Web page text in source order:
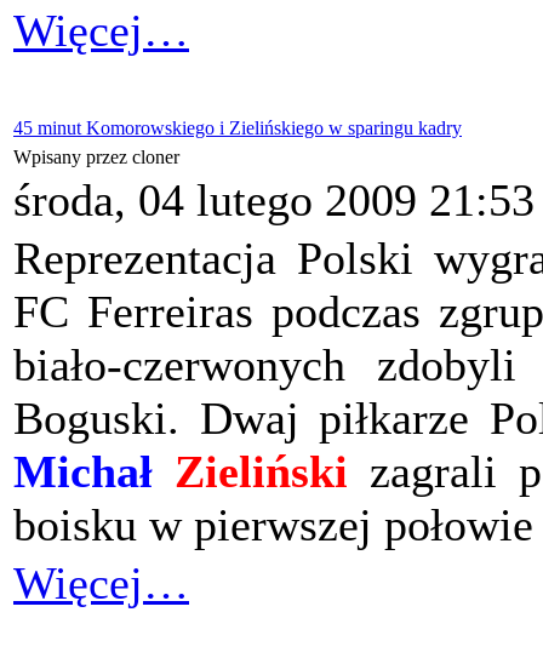
Więcej…
45 minut Komorowskiego i Zielińskiego w sparingu kadry
Wpisany przez cloner
środa, 04 lutego 2009 21:53
Reprezentacja Polski
FC Ferreiras podczas
biało-czerwonych
Boguski. Dwaj piłkarze
Michał Zieliński zagrali
boisku w pierwszej
Więcej…